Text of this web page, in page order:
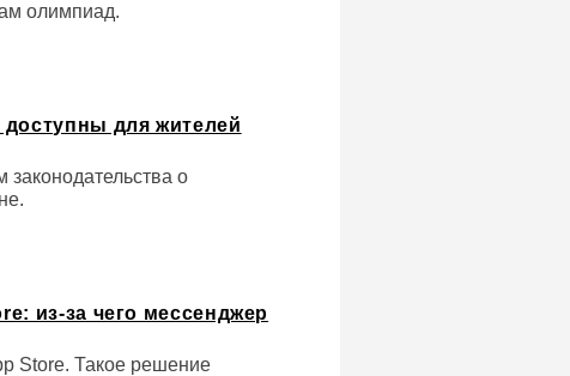
олимпиад.
для жителей
о
из-за чего мессенджер
Store. Такое решение